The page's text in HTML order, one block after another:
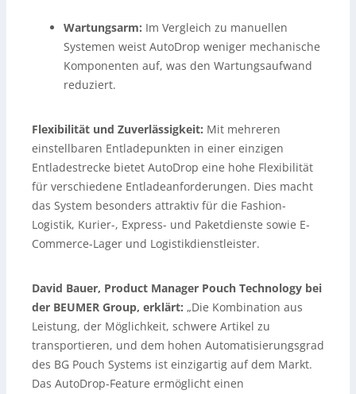
Wartungsarm: Im Vergleich zu manuellen
Systemen weist AutoDrop weniger mechanische
Komponenten auf, was den Wartungsaufwand
reduziert.
Flexibilität und Zuverlässigkeit: Mit mehreren
einstellbaren Entladepunkten in einer einzigen
Entladestrecke bietet AutoDrop eine hohe Flexibilität
für verschiedene Entladeanforderungen. Dies macht
das System besonders attraktiv für die Fashion-
Logistik, Kurier-, Express- und Paketdienste sowie E-
Commerce-Lager und Logistikdienstleister.
David Bauer, Product Manager Pouch Technology bei
der BEUMER Group, erklärt: „Die Kombination aus
Leistung, der Möglichkeit, schwere Artikel zu
transportieren, und dem hohen Automatisierungsgrad
des BG Pouch Systems ist einzigartig auf dem Markt.
Das AutoDrop-Feature ermöglicht einen